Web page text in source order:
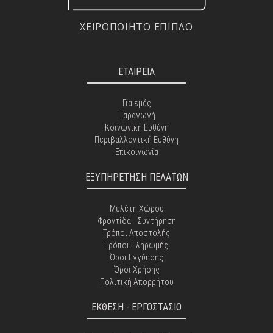
ΧΕΙΡΟΠΟΙΗΤΟ ΕΠΙΠΛΟ
ΕΤΑΙΡΕΙΑ
Για εμάς
Παραγωγή
Κοινωνική Ευθύνη
Περιβαλλοντική Ευθύνη
Επικοινωνία
ΕΞΥΠΗΡΕΤΗΣΗ ΠΕΛΑΤΩΝ
Μελέτη Χώρου
Φροντίδα - Συντήρηση
Τρόποι Αποστολής
Τρόποι Πληρωμής
Όροι Εγγύησης
Όροι Χρήσης
Πολιτική Απορρήτου
ΕΚΘΕΣΗ - ΕΡΓΟΣΤΑΣΙΟ